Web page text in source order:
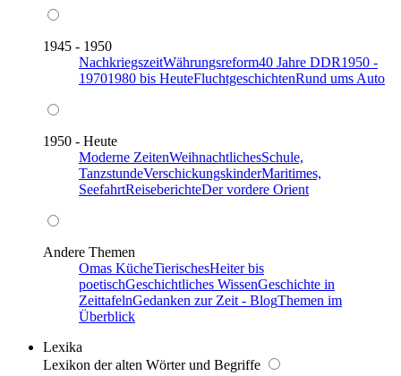
1945 - 1950
NachkriegszeitWährungsreform40 Jahre DDR1950 -
19701980 bis HeuteFluchtgeschichtenRund ums Auto
1950 - Heute
Moderne ZeitenWeihnachtlichesSchule,
TanzstundeVerschickungskinderMaritimes,
SeefahrtReiseberichteDer vordere Orient
Andere Themen
Omas KücheTierischesHeiter bis
poetischGeschichtliches WissenGeschichte in
ZeittafelnGedanken zur Zeit - BlogThemen im
Überblick
Lexika
Lexikon der alten Wörter und Begriffe